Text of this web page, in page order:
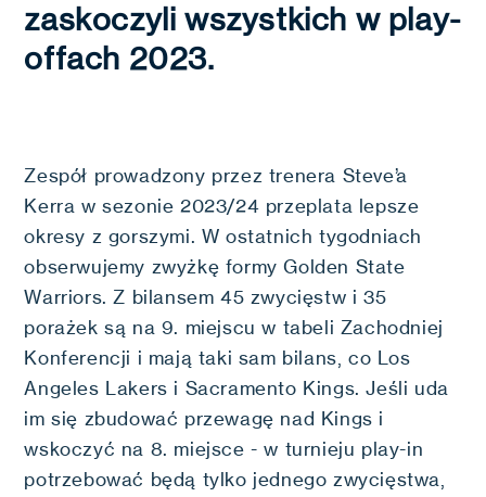
zaskoczyli wszystkich w play-
offach 2023.
Zespół prowadzony przez trenera Steve’a
Kerra w sezonie 2023/24 przeplata lepsze
okresy z gorszymi. W ostatnich tygodniach
obserwujemy zwyżkę formy Golden State
Warriors. Z bilansem 45 zwycięstw i 35
porażek są na 9. miejscu w tabeli Zachodniej
Konferencji i mają taki sam bilans, co Los
Angeles Lakers i Sacramento Kings. Jeśli uda
im się zbudować przewagę nad Kings i
wskoczyć na 8. miejsce - w turnieju play-in
potrzebować będą tylko jednego zwycięstwa,